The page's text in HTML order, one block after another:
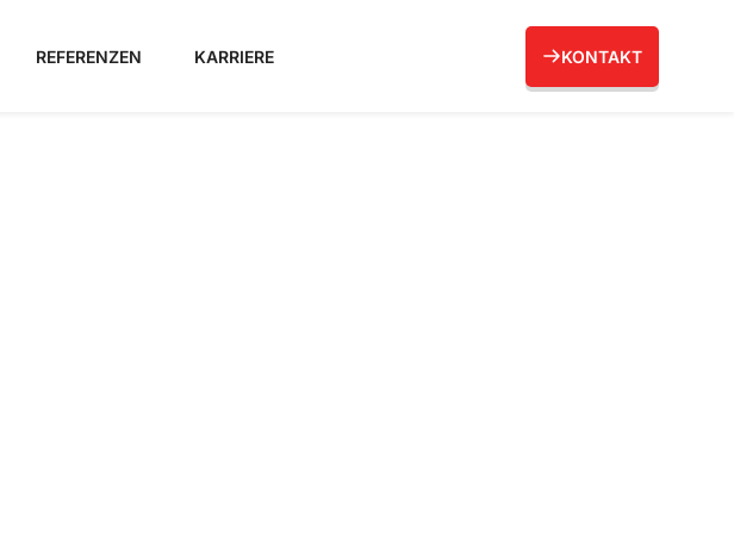
REFERENZEN KARRIERE KONTAKT